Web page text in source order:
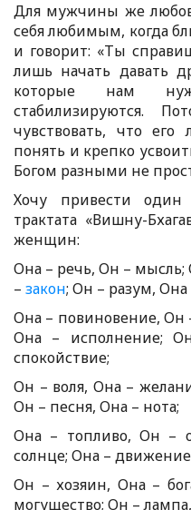
Для мужчины же
себя любимым, когда
и говорит: «Ты
лишь начать давать
которые нам
стабилизируются.
чувствовать, что
понять и крепко
Богом разными не
Хочу привести один
трактата «Вишну-
женщин:
Она – речь, Он – мысль;
– закон; Он – разум, Она
Она – повиновение, Он
Она – исполнение;
спокойствие;
Он – воля, Она –
Он – песня, Она – нота;
Она – топливо, Он –
солнце; Она –
Он – хозяин, Она –
могущество; Он –